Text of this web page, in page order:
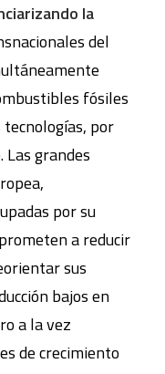
la
del
fósiles
por
grandes
por su
a reducir
sus
bajos en
a la vez
de crecimiento